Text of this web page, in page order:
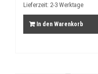
Lieferzeit: 2-3 Werktage
In den Warenkorb